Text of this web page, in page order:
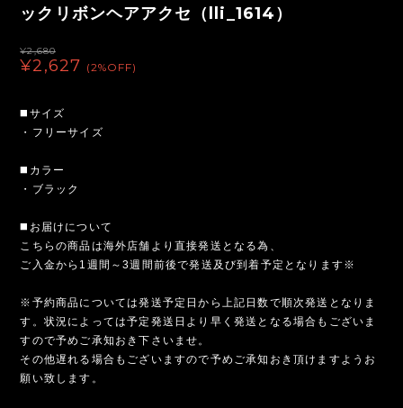
ックリボンヘアアクセ（lli_1614）
¥2,680
¥2,627 (2%OFF)
◼️サイズ
・フリーサイズ
◼️カラー
・ブラック
◼️お届けについて
こちらの商品は海外店舗より直接発送となる為、
ご入金から1週間～3週間前後で発送及び到着予定となります※
※予約商品については発送予定日から上記日数で順次発送となりま
す。状況によっては予定発送日より早く発送となる場合もございま
すので予めご承知おき下さいませ。
その他遅れる場合もございますので予めご承知おき頂けますようお
願い致します。